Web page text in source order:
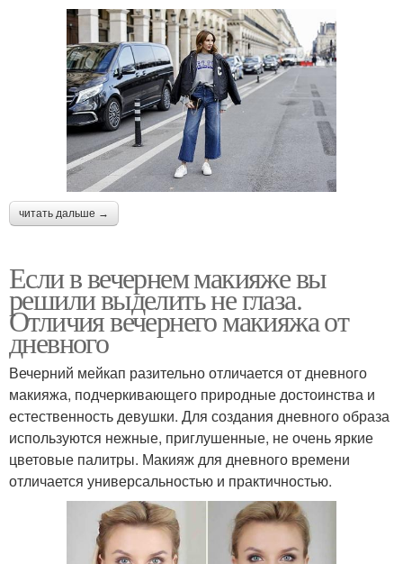
читать дальше →
Если в вечернем макияже вы
решили выделить не глаза.
Отличия вечернего макияжа от
дневного
Вечерний мейкап разительно отличается от дневного
макияжа, подчеркивающего природные достоинства и
естественность девушки. Для создания дневного образа
используются нежные, приглушенные, не очень яркие
цветовые палитры. Макияж для дневного времени
отличается универсальностью и практичностью.